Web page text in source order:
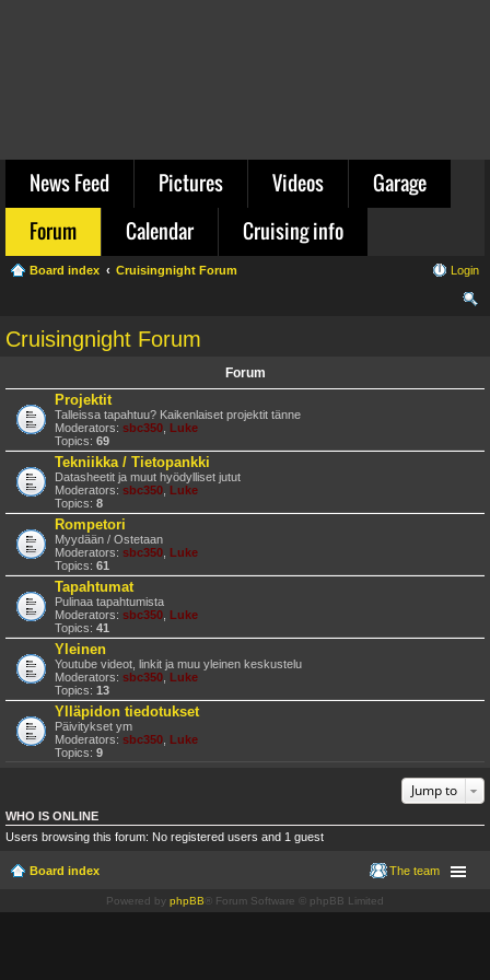
News Feed Pictures Videos
Garage
Forum
Calendar Cruising info
Board index Cruisingnight Forum Login
Cruisingnight Forum
Forum
Projektit
Talleissa tapahtuu? Kaikenlaiset projektit tänne
Moderators: sbc350 Luke
Topics: 69
Tekniikka / Tietopankki
Datasheetit ja muut hyödylliset jutut
Moderators: sbc350 Luke
Topics: 8
Rompetori
Myydään / Ostetaan
Moderators: sbc350 Luke
Topics: 61
Tapahtumat
Pulinaa tapahtumista
Moderators: sbc350 Luke
Topics: 41
Yleinen
Youtube videot, linkit ja muu yleinen keskustelu
Moderators: sbc350 Luke
Topics: 13
Ylläpidon tiedotukset
Päivitykset ym
Moderators: sbc350 Luke
Topics: 9
Jump to
WHO IS ONLINE
Users browsing this forum: No registered users and 1 guest
Board index The team
Powered by phpBB ® Forum Software © phpBB Limited